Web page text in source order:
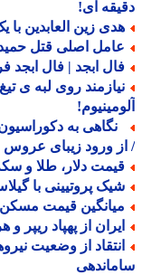
ای!
زین العابدین با
اصلی قتل
ابجد | فال ابجد فردا دوشنبه 19
روی لبه ی تیغ؛
به دکوراسیون
ورود زیبای عروس و
دلار، طلا و سکه امروز 18
پروتیینی با گیلاس
قیمت مسکن در
از پهپاد ریپر و
از وضعیت